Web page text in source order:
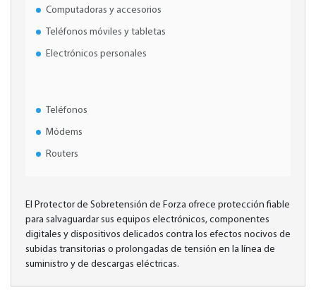
Computadoras y accesorios
Teléfonos móviles y tabletas
Electrónicos personales
Teléfonos
Módems
Routers
El Protector de Sobretensión de Forza ofrece protección fiable
para salvaguardar sus equipos electrónicos, componentes
digitales y dispositivos delicados contra los efectos nocivos de
subidas transitorias o prolongadas de tensión en la línea de
suministro y de descargas eléctricas.